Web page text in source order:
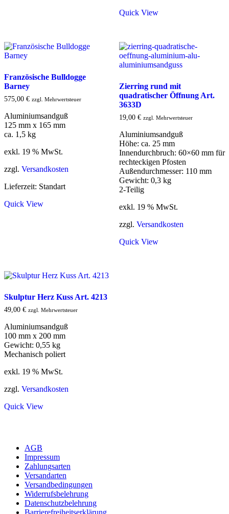
Quick View
Französische Bulldogge
Barney
575,00 € zzgl. Mehrwertsteuer
Aluminiumsandguß
125 mm x 165 mm
ca. 1,5 kg
exkl. 19 % MwSt.
zzgl. Versandkosten
Lieferzeit: Standart
Quick View
Zierring rund mit
quadratischer Öffnung Art.
3633D
19,00 € zzgl. Mehrwertsteuer
Aluminiumsandguß
Höhe: ca. 25 mm
Innendurchbruch: 60×60 mm für
rechteckigen Pfosten
Außendurchmesser: 110 mm
Gewicht: 0,3 kg
2-Teilig
exkl. 19 % MwSt.
zzgl. Versandkosten
Quick View
Skulptur Herz Kuss Art. 4213
49,00 € zzgl. Mehrwertsteuer
Aluminiumsandguß
100 mm x 200 mm
Gewicht: 0,55 kg
Mechanisch poliert
exkl. 19 % MwSt.
zzgl. Versandkosten
Quick View
AGB
Impressum
Zahlungsarten
Versandarten
Versandbedingungen
Widerrufsbelehrung
Datenschutzbelehrung